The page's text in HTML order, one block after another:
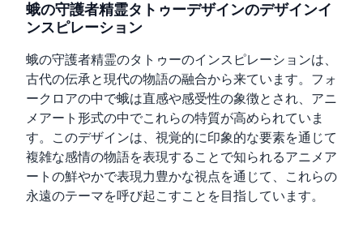
蛾の守護者精霊タトゥーデザインのデザインイ
ンスピレーション
蛾の守護者精霊のタトゥーのインスピレーションは、
古代の伝承と現代の物語の融合から来ています。フォ
ークロアの中で蛾は直感や感受性の象徴とされ、アニ
メアート形式の中でこれらの特質が高められていま
す。このデザインは、視覚的に印象的な要素を通じて
複雑な感情の物語を表現することで知られるアニメア
ートの鮮やかで表現力豊かな視点を通じて、これらの
永遠のテーマを呼び起こすことを目指しています。